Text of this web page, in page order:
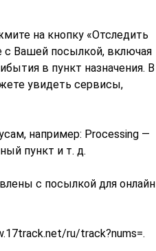
на кнопку «Отследить
с Вашей посылкой, включая
в пункт назначения. В
увидеть сервисы,
например: Processing —
пункт и т. д.
с посылкой для онлайн
ru/track?nums=.